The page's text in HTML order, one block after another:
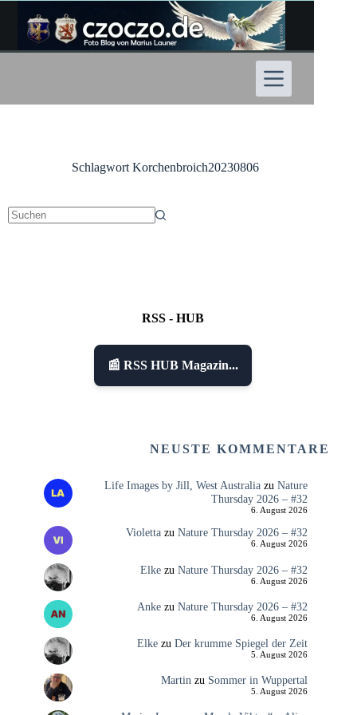
Inhalt
springen
SchlagwortKorchenbroich20230806
RSS - HUB
📰 RSS HUB Magazin...
NEUSTE KOMMENTARE
Life Images by Jill, West Australiazu Nature
Thursday 2026 – #32
6. August 2026
Violettazu Nature Thursday 2026 – #32
6. August 2026
Elkezu Nature Thursday 2026 – #32
6. August 2026
Ankezu Nature Thursday 2026 – #32
6. August 2026
Elkezu Der krumme Spiegel der Zeit
5. August 2026
Martin zu Sommer in Wuppertal
5. August 2026